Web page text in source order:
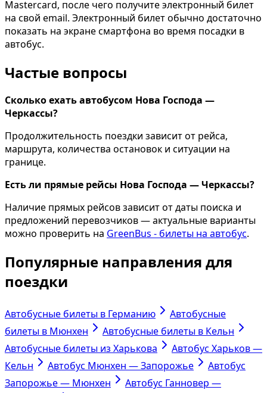
Mastercard, после чего получите электронный билет
на свой email. Электронный билет обычно достаточно
показать на экране смартфона во время посадки в
автобус.
Частые вопросы
Сколько ехать автобусом Нова Господа —
Черкассы?
Продолжительность поездки зависит от рейса,
маршрута, количества остановок и ситуации на
границе.
Есть ли прямые рейсы Нова Господа — Черкассы?
Наличие прямых рейсов зависит от даты поиска и
предложений перевозчиков — актуальные варианты
можно проверить на GreenBus - билеты на автобус.
Популярные направления для
поездки
Автобусные билеты в Германию
Автобусные
билеты в Мюнхен
Автобусные билеты в Кельн
Автобусные билеты из Харькова
Автобус Харьков —
Кельн
Автобус Мюнхен — Запорожье
Автобус
Запорожье — Мюнхен
Автобус Ганновер —